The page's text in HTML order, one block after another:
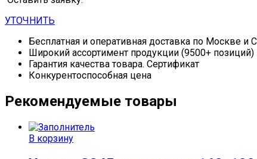
УТОЧНИТЬ
Бесплатная и оперативная доставка по Москве и
Широкий ассортимент продукции (9500+ позиций)
Гарантия качества товара. Сертификат
Конкурентоспособная цена
Рекомендуемые товары
В корзину